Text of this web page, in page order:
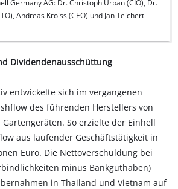
Germany AG: Dr. Christoph Urban (CIO), Dr.
Andreas Kroiss (CEO) und Jan Teichert
Dividendenausschüttung
entwickelte sich im vergangenen
des führenden Herstellers von
Gartengeräten. So erzielte der Einhell
aus laufender Geschäftstätigkeit in
Euro. Die Nettoverschuldung bei
minus Bankguthaben)
in Thailand und Vietnam auf